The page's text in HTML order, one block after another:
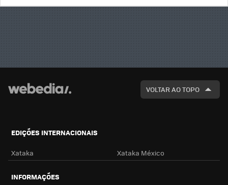
VOLTAR AO TOPO
EDIÇÕES INTERNACIONAIS
Xataka Xataka México
INFORMAÇÕES